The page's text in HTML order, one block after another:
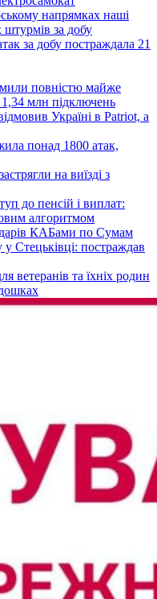
напрямках наші
за добу
за добу постраждала 21
повністю майже
млн підключень
Україні в Patriot, а
понад 1800 атак,
на виїзді з
до пенсій і виплат:
алгоритмом
КАБами по Сумам
Стецьківці: постраждав
ветеранів та їхніх родин